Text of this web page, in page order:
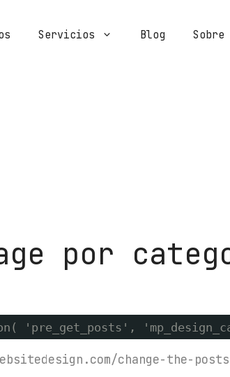
Servicios Blog Sobre
por
'pre_get_posts',
change-the-